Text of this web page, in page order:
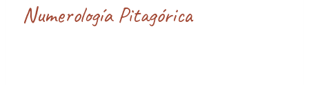
Numerología Pitagórica